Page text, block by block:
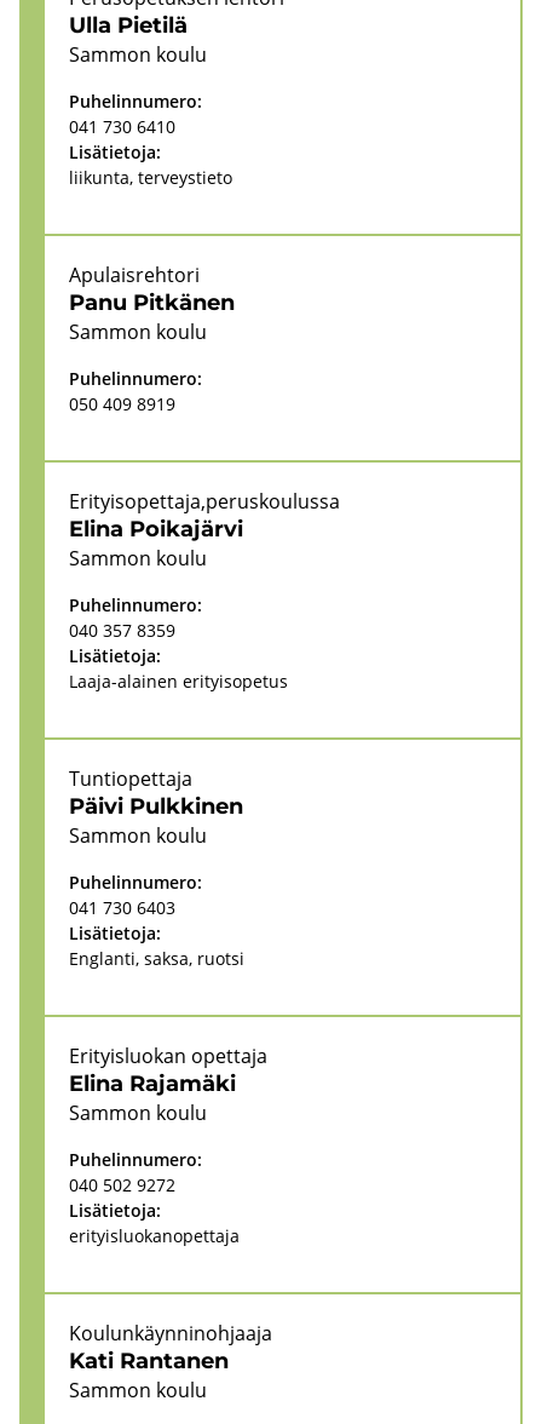
Ulla Pie­ti­lä
Sam­mon koulu
Pu­he­lin­nu­me­ro:
041 730 6410
Li­sä­tie­to­ja:
lii­kun­ta, ter­veys­tie­to
Panu Pit­kä­nen
Apu­lais­reh­to­ri
Sam­mon koulu
Pu­he­lin­nu­me­ro:
050 409 8919
Elina Poi­ka­jär­vi
Eri­tyi­so­pet­ta­ja,pe­rus­kou­lus­sa
Sam­mon koulu
Pu­he­lin­nu­me­ro:
040 357 8359
Li­sä­tie­to­ja:
Laaja-​alainen eri­tyi­so­pe­tus
Päivi Pulk­ki­nen
Tun­tio­pet­ta­ja
Sam­mon koulu
Pu­he­lin­nu­me­ro:
041 730 6403
Li­sä­tie­to­ja:
Englan­ti, saksa, ruot­si
Elina Ra­ja­mä­ki
Eri­tyis­luo­kan opet­ta­ja
Sam­mon koulu
Pu­he­lin­nu­me­ro:
040 502 9272
Li­sä­tie­to­ja:
eri­tyis­luo­kan­opet­ta­ja
Kati Ran­ta­nen
Kou­lun­käyn­ni­noh­jaa­ja
Sam­mon koulu